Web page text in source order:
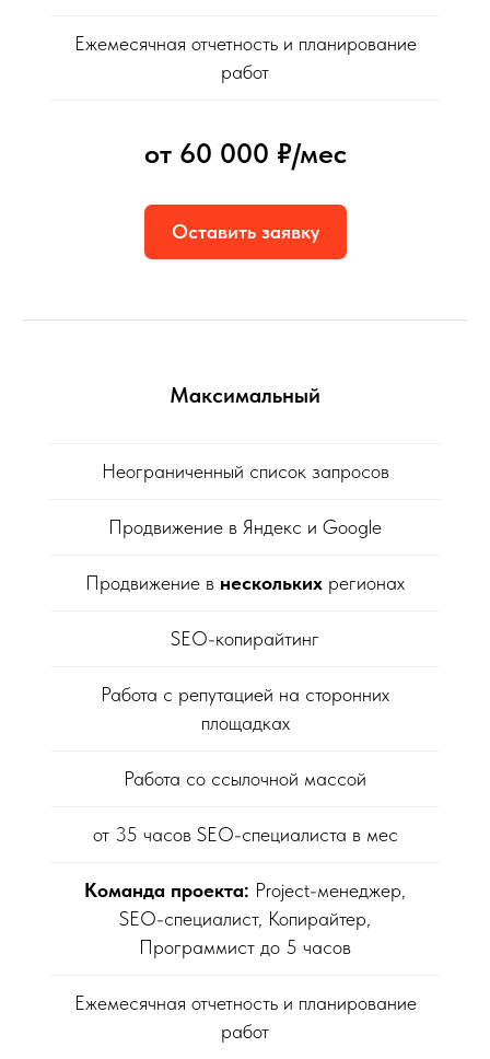
Ежемесячная отчетность и планирование
работ
от 60 000 ₽/мес
Оставить заявку
Максимальный
Неограниченный список запросов
Продвижение в Яндекс и Google
Продвижение в нескольких регионах
SEO-копирайтинг
Работа с репутацией на сторонних
площадках
Работа со ссылочной массой
от 35 часов SEO-специалиста в мес
Команда проекта: Project-менеджер,
SEO-специалист, Копирайтер,
Программист до 5 часов
Ежемесячная отчетность и планирование
работ